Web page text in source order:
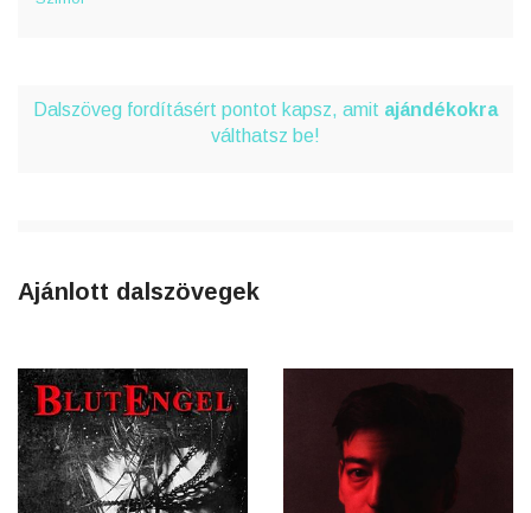
Dalszöveg fordításért pontot kapsz, amit ajándékokra
válthatsz be!
Ajánlott dalszövegek